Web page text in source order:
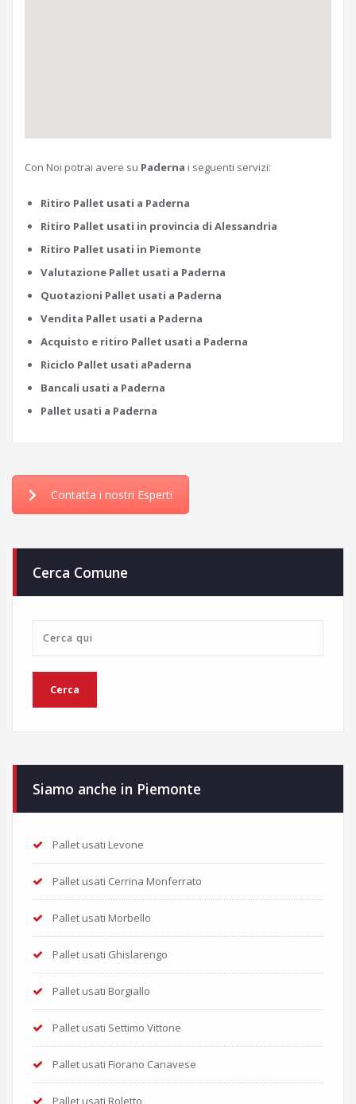
Con Noi potrai avere su Paderna i seguenti servizi:
Ritiro Pallet usati a Paderna
Ritiro Pallet usati in provincia di Alessandria
Ritiro Pallet usati in Piemonte
Valutazione Pallet usati a Paderna
Quotazioni Pallet usati a Paderna
Vendita Pallet usati a Paderna
Acquisto e ritiro Pallet usati a Paderna
Riciclo Pallet usati aPaderna
Bancali usati a Paderna
Pallet usati a Paderna
Contatta i nostri Esperti
Cerca Comune
Siamo anche in Piemonte
Pallet usati Levone
Pallet usati Cerrina Monferrato
Pallet usati Morbello
Pallet usati Ghislarengo
Pallet usati Borgiallo
Pallet usati Settimo Vittone
Pallet usati Fiorano Canavese
Pallet usati Roletto